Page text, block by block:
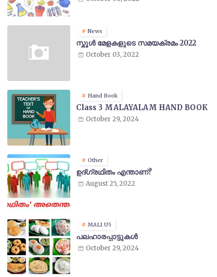
News
സ്കൂൾ മേളകളുടെ സമയക്രമം 2022
October 03, 2022
Hand Book
Class 3 MALAYALAM HAND BOOK
October 29, 2024
Other
ഉദ്ഗ്രഥിതം എന്താണ്?
August 25, 2022
MAL1 U5
പലഹാരപ്പാട്ടുകൾ
October 29, 2024